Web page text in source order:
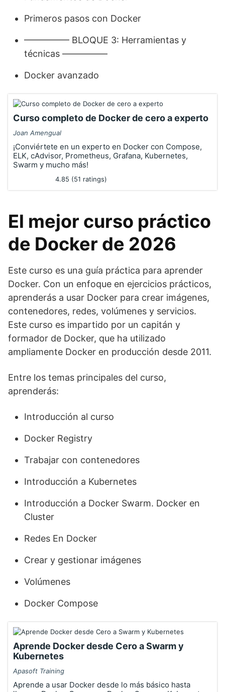
Primeros pasos con Docker
————— BLOQUE 3: Herramientas y
técnicas —————
Docker avanzado
Curso completo de Docker de cero a experto
Joan Amengual
¡Conviértete en un experto en Docker con Compose,
ELK, cAdvisor, Prometheus, Grafana, Kubernetes,
Swarm y mucho más!
4.85 (51 ratings)
El mejor curso práctico
de Docker de 2026
Este curso es una guía práctica para aprender
Docker. Con un enfoque en ejercicios prácticos,
aprenderás a usar Docker para crear imágenes,
contenedores, redes, volúmenes y servicios.
Este curso es impartido por un capitán y
formador de Docker, que ha utilizado
ampliamente Docker en producción desde 2011.
Entre los temas principales del curso,
aprenderás:
Introducción al curso
Docker Registry
Trabajar con contenedores
Introducción a Kubernetes
Introducción a Docker Swarm. Docker en
Cluster
Redes En Docker
Crear y gestionar imágenes
Volúmenes
Docker Compose
Aprende Docker desde Cero a Swarm y
Kubernetes
Apasoft Training
Aprende a usar Docker desde lo más básico hasta